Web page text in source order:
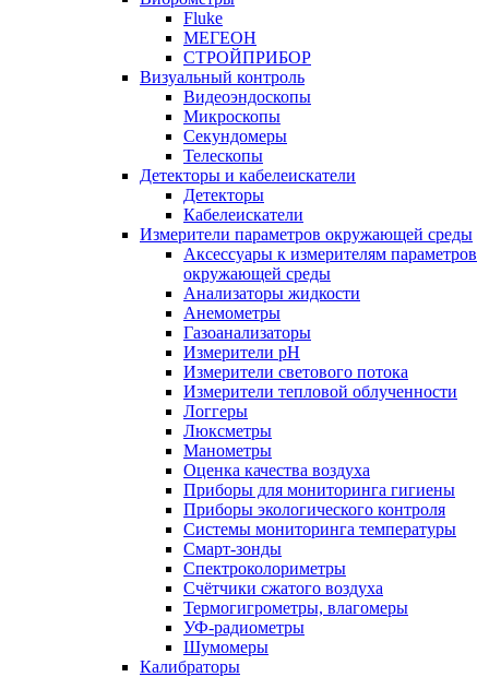
Fluke
МЕГЕОН
СТРОЙПРИБОР
Визуальный контроль
Видеоэндоскопы
Микроскопы
Секундомеры
Телескопы
Детекторы и кабелеискатели
Детекторы
Кабелеискатели
Измерители параметров окружающей среды
Аксессуары к измерителям параметров
окружающей среды
Анализаторы жидкости
Анемометры
Газоанализаторы
Измерители pH
Измерители светового потока
Измерители тепловой облученности
Логгеры
Люксметры
Манометры
Оценка качества воздуха
Приборы для мониторинга гигиены
Приборы экологического контроля
Системы мониторинга температуры
Смарт-зонды
Спектроколориметры
Счётчики сжатого воздуха
Термогигрометры, влагомеры
УФ-радиометры
Шумомеры
Калибраторы